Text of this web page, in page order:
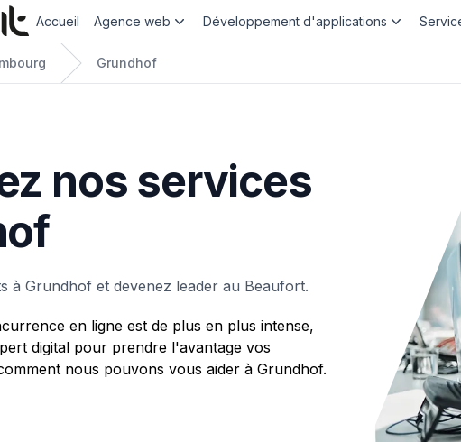
Accueil Agence web Développement d'applications
Grundhof
nos services
à Grundhof et devenez leader au Beaufort.
en ligne est de plus en plus intense,
digital pour prendre l'avantage vos
nous pouvons vous aider à Grundhof.